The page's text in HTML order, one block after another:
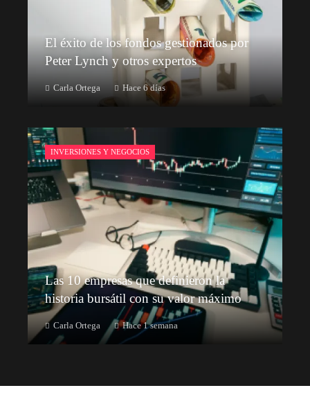
El éxito de los fondos gestionados por
Peter Lynch y otros expertos
Carla Ortega Hace 6 días
INVERSIONES Y NEGOCIOS
Las 10 empresas que definieron la
historia bursátil con su valor máximo
Carla Ortega Hace 1 semana